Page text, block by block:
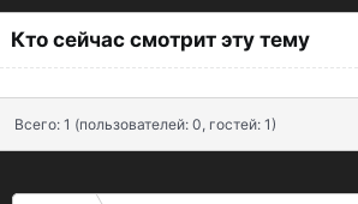
Кто сейчас смотрит эту тему
Всего: 1 (пользователей: 0, гостей: 1)